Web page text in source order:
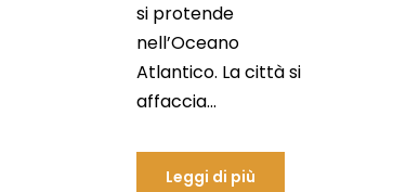
si protende
nell’Oceano
Atlantico. La città si
affaccia...
Leggi di più